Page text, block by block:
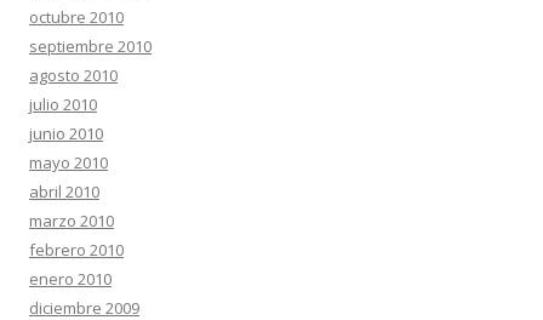
octubre 2010
septiembre 2010
agosto 2010
julio 2010
junio 2010
mayo 2010
abril 2010
marzo 2010
febrero 2010
enero 2010
diciembre 2009